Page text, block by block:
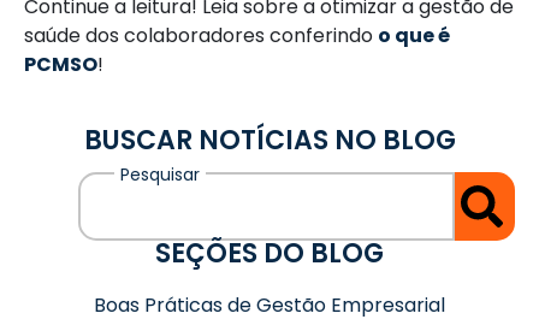
Continue a leitura! Leia sobre a otimizar a gestão de
saúde dos colaboradores conferindo o que é
PCMSO!
BUSCAR NOTÍCIAS NO BLOG
SEÇÕES DO BLOG
Boas Práticas de Gestão Empresarial